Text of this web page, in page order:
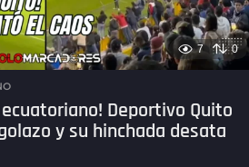
7 0
Deportivo Quito
y su hinchada desata